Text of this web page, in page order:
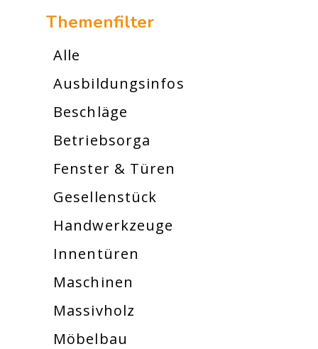
Themenfilter
Alle
Ausbildungsinfos
Beschläge
Betriebsorga
Fenster & Türen
Gesellenstück
Handwerkzeuge
Innentüren
Maschinen
Massivholz
Möbelbau